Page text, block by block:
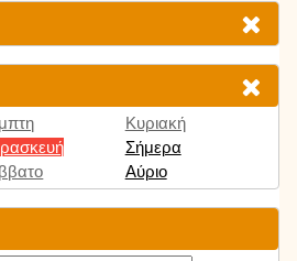
Κυριακή
Σήμερα
Αύριο